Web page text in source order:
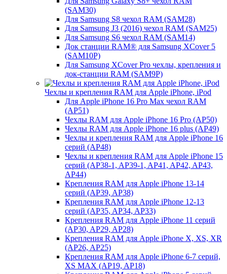
(SAM30)
Для Samsung S8 чехол RAM (SAM28)
Для Samsung J3 (2016) чехол RAM (SAM25)
Для Samsung S6 чехол RAM (SAM14)
Док станции RAM® для Samsung XCover 5
(SAM10P)
Для Samsung XCover Pro чехлы, крепления и
док-станции RAM (SAM9P)
Чехлы и крепления RAM для Apple iPhone, iPod
Для Apple iPhone 16 Pro Max чехол RAM
(AP51)
Чехлы RAM для Apple iPhone 16 Pro (AP50)
Чехлы RAM для Apple iPhone 16 plus (AP49)
Чехлы и крепления RAM для Apple iPhone 16
серий (AP48)
Чехлы и крепления RAM для Apple iPhone 15
серий (AP38-1, AP39-1, AP41, AP42, AP43,
AP44)
Крепления RAM для Apple iPhone 13-14
серий (AP39, AP38)
Крепления RAM для Apple iPhone 12-13
серий (AP35, AP34, AP33)
Крепления RAM для Apple iPhone 11 серий
(AP30, AP29, AP28)
Крепления RAM для Apple iPhone X, XS, XR
(AP26, AP25)
Крепления RAM для Apple iPhone 6-7 серий,
XS MAX (AP19, AP18)